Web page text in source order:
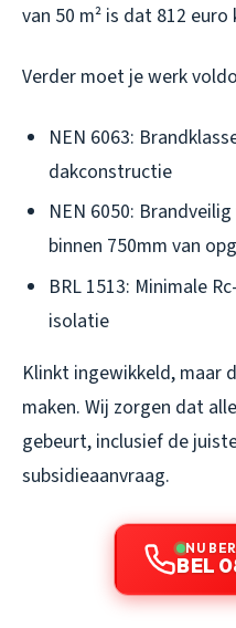
van 50 m² is dat 812
Verder moet je werk
NEN 6063:
dakconstructie
NEN 6050:
binnen 750mm van
BRL 1513: Minimale
isolatie
Klinkt ingewikkeld, maar
maken. Wij zorgen dat
gebeurt, inclusief de
subsidieaanvraag.
NU
BEL